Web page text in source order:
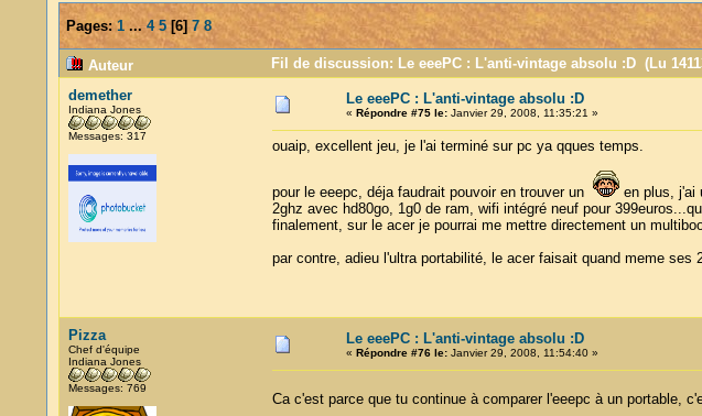
Pages: 1 ...4 5[6] 7 8
Auteur
Fil de discussion: Le eeePC : L'anti-vintage absolu :D (Lu
demether
Indiana Jones
Messages: 317
Le eeePC : L'anti-vintage absolu :D
« Répondre #75 le:Janvier 29, 2008, 11:35:21 »
ouaip, excellent jeu, je l'ai terminé sur pc ya qques temps.
pour le eeepc, déja faudrait pouvoir en trouver un
en plus, j'ai
2ghz avec hd80go, 1g0 de ram, wifi intégré neuf pour
finalement, sur le acer je pourrai me mettre directement un
par contre, adieu l'ultra portabilité, le acer faisait quand meme ses
Pizza
Chef d'équipe
Indiana Jones
Messages: 769
Le eeePC : L'anti-vintage absolu :D
« Répondre #76 le:Janvier 29, 2008, 11:54:40 »
Ca c'est parce que tu continue à comparer l'eeepc à un portable,